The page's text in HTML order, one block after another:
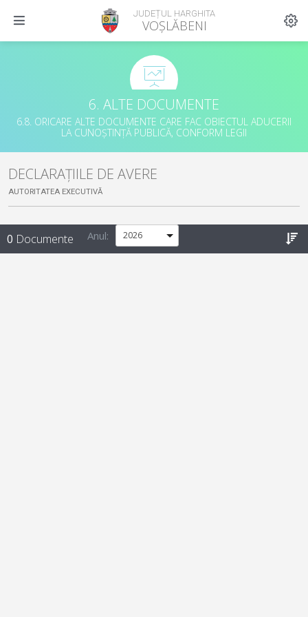
JUDEȚUL HARGHITA
VOȘLĂBENI
6. ALTE DOCUMENTE
6.8. ORICARE ALTE DOCUMENTE CARE FAC OBIECTUL ADUCERII
LA CUNOȘTINȚĂ PUBLICĂ, CONFORM LEGII
DECLARAȚIILE DE AVERE
AUTORITATEA EXECUTIVĂ
0 Documente Anul: